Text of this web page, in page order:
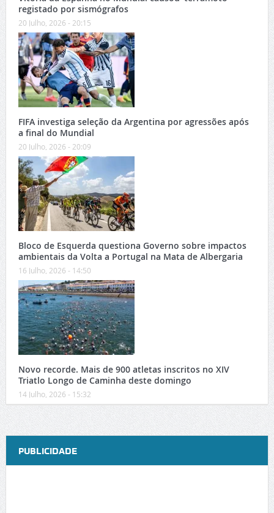
registado por sismógrafos
20 Julho, 2026 - 20:15
FIFA investiga seleção da Argentina por agressões após
a final do Mundial
20 Julho, 2026 - 20:09
Bloco de Esquerda questiona Governo sobre impactos
ambientais da Volta a Portugal na Mata de Albergaria
16 Julho, 2026 - 14:50
Novo recorde. Mais de 900 atletas inscritos no XIV
Triatlo Longo de Caminha deste domingo
14 Julho, 2026 - 15:32
PUBLICIDADE